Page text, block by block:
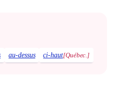
au-dessus ci-haut[Québec.]